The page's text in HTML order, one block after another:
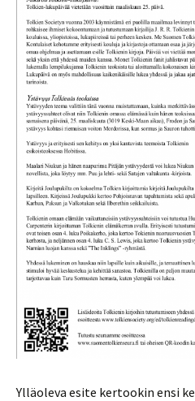
Ylläoleva esite kertookin ensi